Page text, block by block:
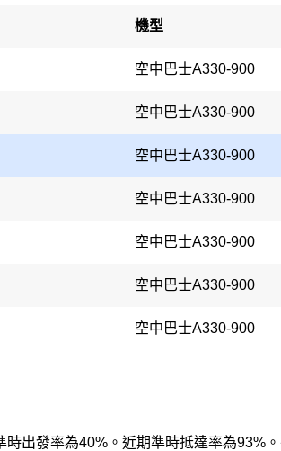
機型
空中巴士A330-900
空中巴士A330-900
空中巴士A330-900
空中巴士A330-900
空中巴士A330-900
空中巴士A330-900
空中巴士A330-900
出發率為40%。近期準時抵達率為93%